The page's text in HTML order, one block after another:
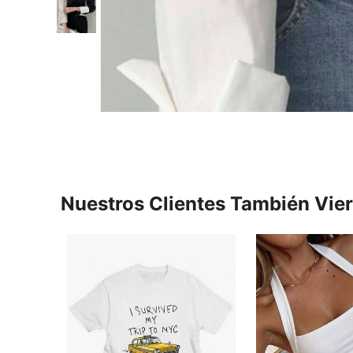
Nuestros Clientes También